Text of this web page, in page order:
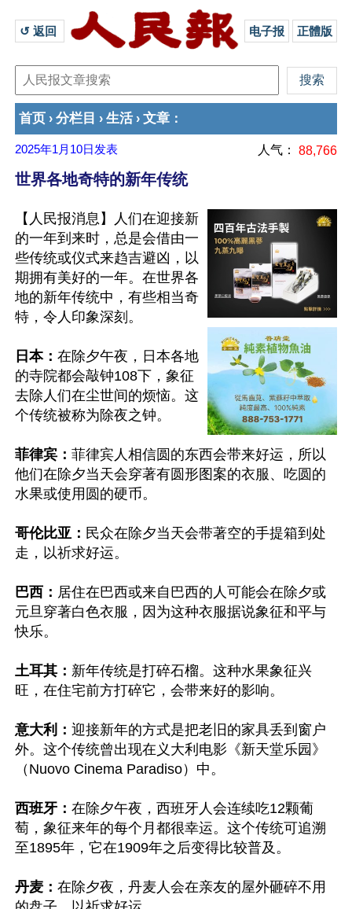
↺ 返回 电子报 正體版
首页 › 分栏目 › 生活 › 文章 ：
2025年1月10日 发表 人气： 88,766
世界各地奇特的新年传统
【人民报消息】人们在迎接新
的一年到来时，总是会借由一
些传统或仪式来趋吉避凶，以
期拥有美好的一年。在世界各
地的新年传统中，有些相当奇
特，令人印象深刻。
日本： 在除夕午夜，日本各地
的寺院都会敲钟108下，象征
去除人们在尘世间的烦恼。这
个传统被称为除夜之钟。
菲律宾： 菲律宾人相信圆的东西会带来好运，所以
他们在除夕当天会穿著有圆形图案的衣服、吃圆的
水果或使用圆的硬币。
哥伦比亚： 民众在除夕当天会带著空的手提箱到处
走，以祈求好运。
巴西： 居住在巴西或来自巴西的人可能会在除夕或
元旦穿著白色衣服，因为这种衣服据说象征和平与
快乐。
土耳其： 新年传统是打碎石榴。这种水果象征兴
旺，在住宅前方打碎它，会带来好的影响。
意大利： 迎接新年的方式是把老旧的家具丢到窗户
外。这个传统曾出现在义大利电影《新天堂乐园》
（Nuovo Cinema Paradiso）中。
西班牙： 在除夕午夜，西班牙人会连续吃12颗葡
萄，象征来年的每个月都很幸运。这个传统可追溯
至1895年，它在1909年之后变得比较普及。
丹麦： 在除夕夜，丹麦人会在亲友的屋外砸碎不用